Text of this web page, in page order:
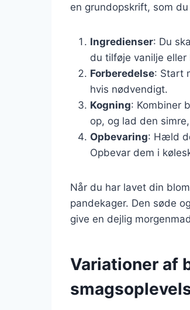
en grundopskrift, som
Ingredienser: Du
du tilføje vanilje eller
Forberedelse: Start
hvis nødvendigt.
Kogning: Kombiner
op, og lad den
Opbevaring: Hæld
Opbevar dem i
Når du har lavet din
pandekager. Den søde
give en dejlig
Variationer af